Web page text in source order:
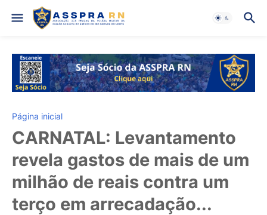
Página inicial
CARNATAL: Levantamento
revela gastos de mais de um
milhão de reais contra um
terço em arrecadação...